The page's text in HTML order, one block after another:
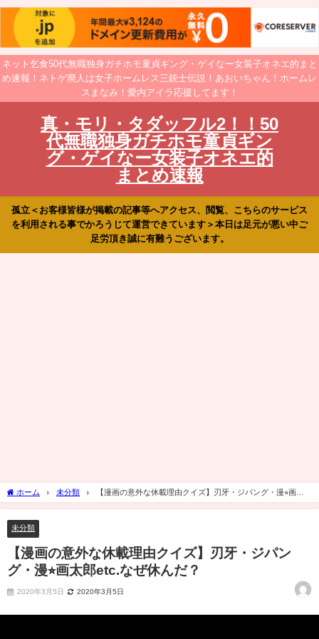
ネット乞食50代無職独身ガチホモ童貞ギング・ゲイなー女装子オネエ的まと
め速報！ネトゲ廃人は女子ホームレス三銃士伝説！あおいちゃん！ホームレ
スまなみ！愛内アイラ応援してます！
真・モリ・タダッフル2！！50
代無職独身ガチホモ童貞ギン
グ・ゲイなー女装子オネエ的
まとめ速報
孤立＜お客様皆様が掲載の記事等へアクセス、閲覧、こちらのサービス
を利用される事でかろうじて運営できています＞本日は足元が悪い中ご
足労頂き誠に有難うございます。
ホーム 未分類
【漫画の意外な休載理由クイズ】刃牙・ジパング・漫⭐︎画太
郎etc.なぜ休んだ？
未分類
【漫画の意外な休載理由クイズ】刃牙・ジパン
グ・漫⭐︎画太郎etc.なぜ休んだ？
2020年3月5日 2020年3月5日